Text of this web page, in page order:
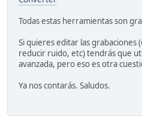
Todas estas herramientas son
Si quieres editar las grabaciones
reducir ruido, etc) tendrás que
avanzada, pero eso es otra
Ya nos contarás. Saludos.